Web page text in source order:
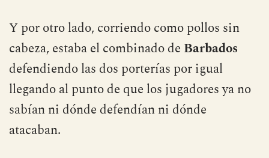
Y por otro lado, corriendo como pollos sin
cabeza, estaba el combinado de Barbados
defendiendo las dos porterías por igual
llegando al punto de que los jugadores ya no
sabían ni dónde defendían ni dónde
atacaban.